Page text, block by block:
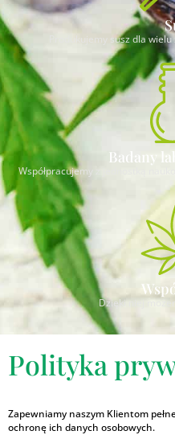
Produkujemy susz dla
Badany
Współpracujemy z jednostką
Dzięki niej
Polityka
Zapewniamy naszym Klientom
ochronę ich danych osobowych.